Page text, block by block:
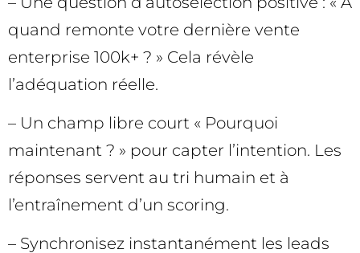
quand remonte votre dernière vente
enterprise 100k+ ? » Cela révèle
l’adéquation réelle.
– Un champ libre court « Pourquoi
maintenant ? » pour capter l’intention. Les
réponses servent au tri humain et à
l’entraînement d’un scoring.
– Synchronisez instantanément les leads